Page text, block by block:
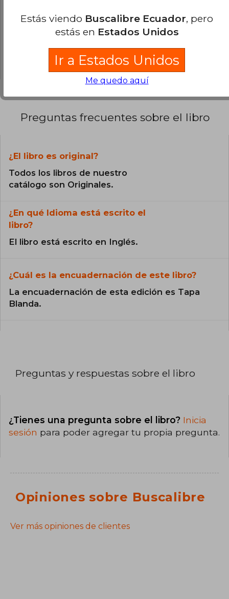
0% (0)
0% (0)
Preguntas frecuentes sobre el libro
¿El libro es original?
Todos los libros de nuestro
catálogo son Originales.
¿En qué Idioma está escrito el
libro?
El libro está escrito en Inglés.
¿Cuál es la encuadernación de este libro?
La encuadernación de esta edición es Tapa
Blanda.
Preguntas y respuestas sobre el libro
¿Tienes una pregunta sobre el libro? Inicia
sesión para poder agregar tu propia pregunta.
Opiniones sobre Buscalibre
Ver más opiniones de clientes
Estás viendo Buscalibre Ecuador, pero
estás en Estados Unidos
Ir a Estados Unidos
Me quedo aquí